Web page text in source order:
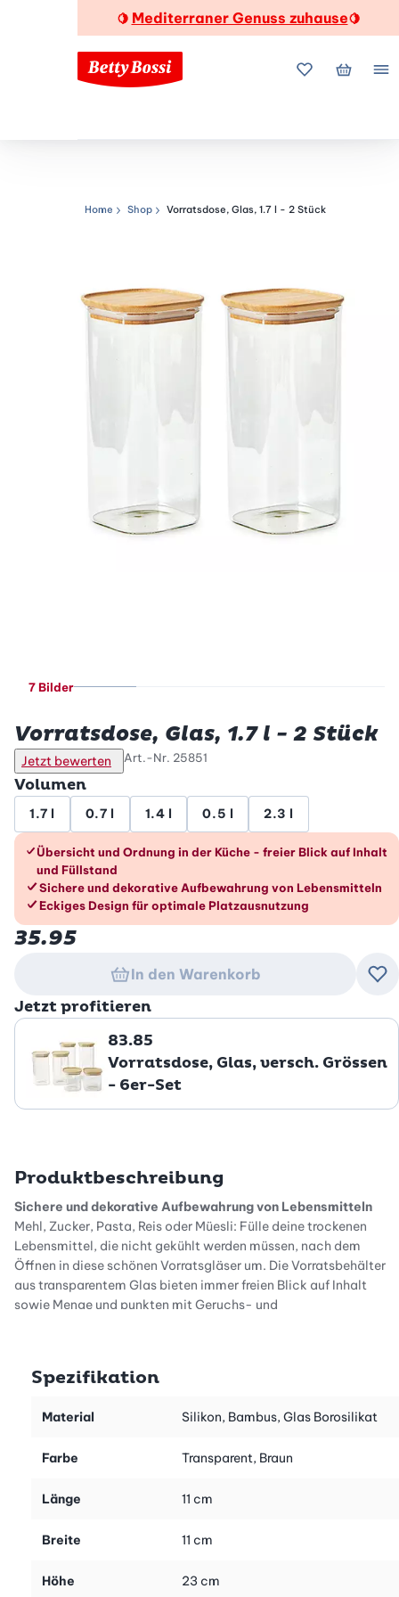
🍋 Mediterraner Genuss zuhause🍋
MeineMein
Navigationspfad
Home Shop Vorratsdose, Glas, 1.7 l - 2 Stück
7 Bilder
Vorratsdose, Glas, 1.7 l - 2 Stück
Jetzt bewerten Art.-Nr. 25851
Volumen
1.7 l 0.7 l 1.4 l 0.5 l 2.3 l
Die Vorteile im Überblick
Übersicht und Ordnung in der Küche - freier Blick auf Inhalt
und Füllstand
Sichere und dekorative Aufbewahrung von Lebensmitteln
Eckiges Design für optimale Platzausnutzung
35.95
In den Warenkorb
Jetzt profitieren
83.85
Vorratsdose, Glas, versch. Grössen
- 6er-Set
Produktbeschreibung
Sichere und dekorative Aufbewahrung von Lebensmitteln
Mehl, Zucker, Pasta, Reis oder Müesli: Fülle deine trockenen
Lebensmittel, die nicht gekühlt werden müssen, nach dem
Öffnen in diese schönen Vorratsgläser um. Die Vorratsbehälter
aus transparentem Glas bieten immer freien Blick auf Inhalt
sowie Menge und punkten mit Geruchs- und
gestapelt, werden die Glasdosen mit Lebensmitteln zum echten
Dieses hochwertige Set beinhaltet zwei Aufbewahrungsbehälter
Volumen beträgt 1,7 Liter pro Glas, und du kannst darin gängige
einfüllen.
Die Vorratsdosen sind quadratisch mit abgerundeten Ecken,
Spezifikation
Material Silikon, Bambus, Glas Borosilikat
Farbe Transparent, Braun
Länge 11 cm
Breite 11 cm
Höhe 23 cm